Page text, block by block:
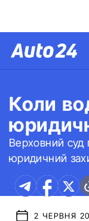
Коли
Верховний суд
юридичний
2 ЧЕРВНЯ